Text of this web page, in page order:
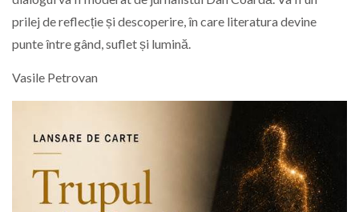
prilej de reflecție și descoperire, în care literatura devine
punte între gând, suflet și lumină.
Vasile Petrovan